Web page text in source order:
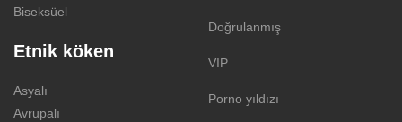
Biseksüel
Etnik köken
Asyalı
Avrupalı
Doğrulanmış
VIP
Porno yıldızı